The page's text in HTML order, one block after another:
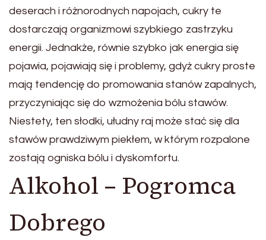
deserach i różnorodnych napojach, cukry te
dostarczają organizmowi szybkiego zastrzyku
energii. Jednakże, równie szybko jak energia się
pojawia, pojawiają się i problemy, gdyż cukry proste
mają tendencję do promowania stanów zapalnych,
przyczyniając się do wzmożenia bólu stawów.
Niestety, ten słodki, ułudny raj może stać się dla
stawów prawdziwym piekłem, w którym rozpalone
zostają ogniska bólu i dyskomfortu.
Alkohol – Pogromca
Dobrego